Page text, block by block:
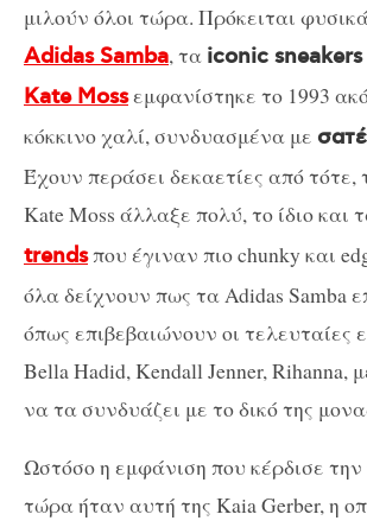
μιλούν όλοι τώρα. Πρόκειται
Adidas Samba, τα iconic sneakers
Kate Mossεμφανίστηκε το 1993
κόκκινο χαλί, συνδυασμένα με
Έχουν περάσει δεκαετίες από τότε,
Kate Moss άλλαξε πολύ, το ίδιο και
trendsπου έγιναν πιο chunky και
όλα δείχνουν πως τα Adidas Samba
όπως επιβεβαιώνουν οι τελευταίες
Bella Hadid, Kendall Jenner, Rihanna,
να τα συνδυάζει με το δικό της
Ωστόσο η εμφάνιση που κέρδισε
τώρα ήταν αυτή της Kaia Gerber, η